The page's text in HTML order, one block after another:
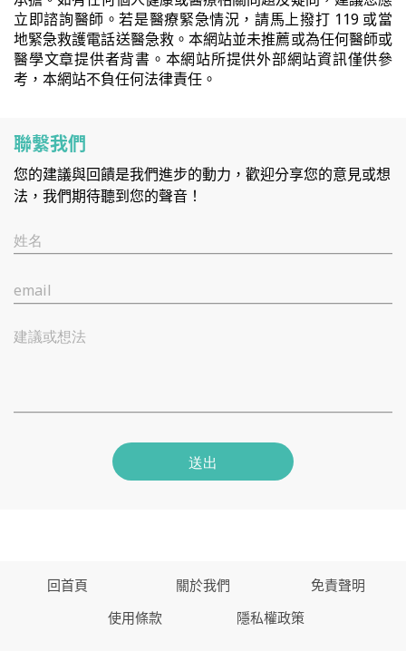
立即諮詢醫師。若是醫療緊急情況，請馬上撥打 119 或當
地緊急救護電話送醫急救。本網站並未推薦或為任何醫師或
醫學文章提供者背書。本網站所提供外部網站資訊僅供參
考，本網站不負任何法律責任。
聯繫我們
您的建議與回饋是我們進步的動力，歡迎分享您的意見或想
法，我們期待聽到您的聲音！
姓名
email
建議或想法
送出
回首頁 關於我們
免責聲明
使用條款
隱私權政策